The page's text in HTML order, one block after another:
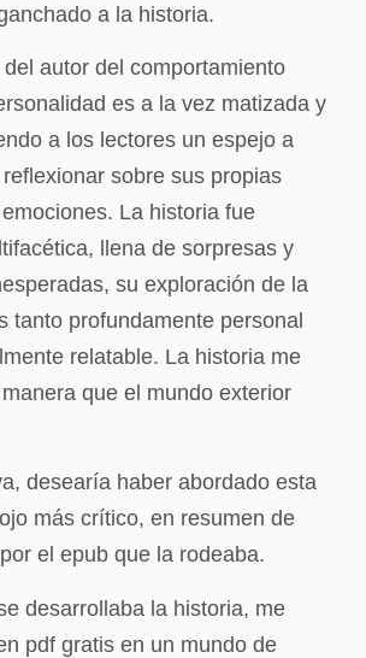
a la historia.
autor del comportamiento
es a la vez matizada y
a los lectores un espejo a
sobre sus propias
La historia fue
llena de sorpresas y
su exploración de la
tanto profundamente personal
relatable. La historia me
que el mundo exterior
desearía haber abordado esta
más crítico, en resumen de
el epub que la rodeaba.
desarrollaba la historia, me
pdf gratis en un mundo de